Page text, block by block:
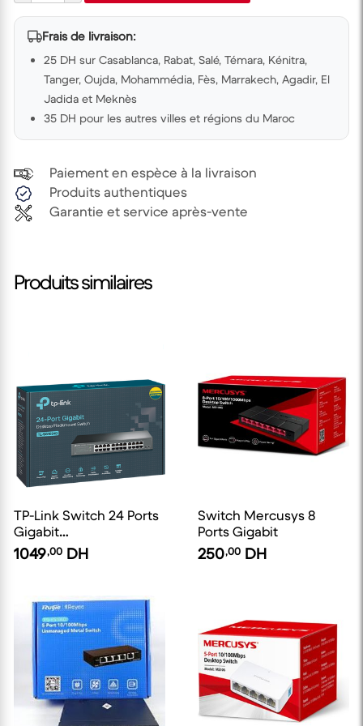
Frais de livraison:
25 DH sur Casablanca, Rabat, Salé, Témara, Kénitra,
Tanger, Oujda, Mohammédia, Fès, Marrakech, Agadir, El
Jadida et Meknès
35 DH pour les autres villes et régions du Maroc
Paiement en espèce à la livraison
Produits authentiques
Garantie et service après-vente
Produits similaires
TP-Link Switch 24 Ports
Gigabit
(Bureau/Rackable,
Boîtier Métal)
1049,00 DH
Switch Mercusys 8
Ports Gigabit
250,00 DH